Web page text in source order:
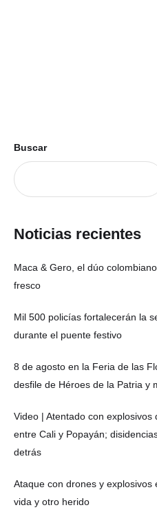
Buscar
Noticias recientes
Maca & Gero, el dúo
fresco
Mil 500 policías fortalecerán la
durante el puente festivo
8 de agosto en la Feria de las
desfile de Héroes de la Patria y
Video | Atentado con
entre Cali y Popayán;
detrás
Ataque con drones y explosivos
vida y otro herido